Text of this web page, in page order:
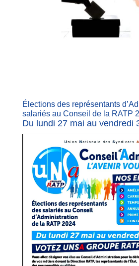
Élections des représentants
salariés au Conseil de la RATP
Du lundi 27 mai au vendredi